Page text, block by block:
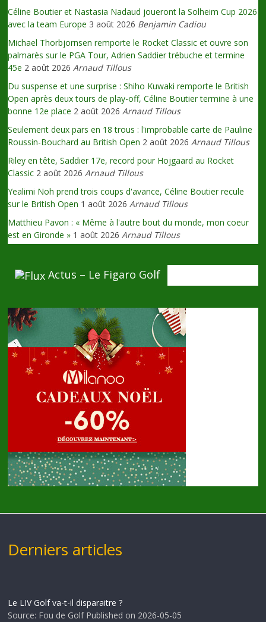
Céline Boutier et Nastasia Nadaud joueront la Solheim Cup 2026
avec la team Europe 3 août 2026 Benjamin Cadiou
Michael Thorbjornsen remporte le Rocket Classic et ouvre son
palmarès sur le PGA Tour, Adrien Saddier trébuche et termine
45e 2 août 2026 Arnaud Tillous
Du suspense et une surprise : Shiho Kuwaki remporte le British
Open après deux tours de play-off, Céline Boutier termine à une
bonne 12e place 2 août 2026 Arnaud Tillous
Seulement deux pars en 18 trous : l'improbable carte de Pauline
Roussin-Bouchard au British Open 2 août 2026 Arnaud Tillous
Riley en tête, Saddier 17e, record pour Hojgaard au Rocket
Classic 2 août 2026 Arnaud Tillous
Yealimi Noh prend trois coups d'avance, Céline Boutier recule
sur le British Open 1 août 2026 Arnaud Tillous
Matthieu Pavon : « Même à l'autre bout du monde, mon coeur
est en Gironde » 1 août 2026 Arnaud Tillous
Actus – Le Figaro Golf
Derniers articles
Le LIV Golf va-t-il disparaitre ?
Source: Fou de Golf Published on 2026-05-05